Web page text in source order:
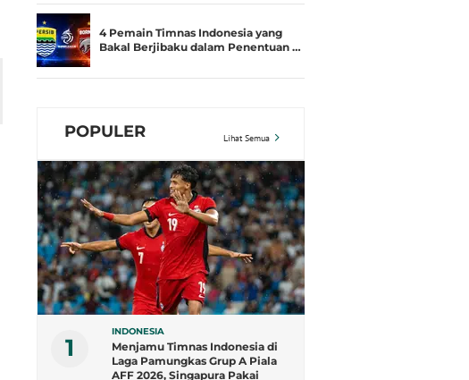
4 Pemain Timnas Indonesia yang
Bakal Berjibaku dalam Penentuan …
POPULER Lihat Semua
1
INDONESIA
Menjamu Timnas Indonesia di
Laga Pamungkas Grup A Piala
AFF 2026, Singapura Pakai